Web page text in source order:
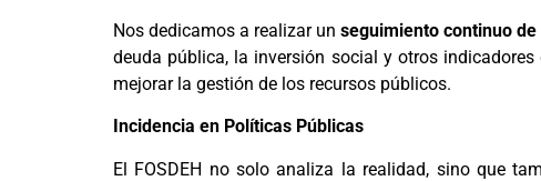
Nos dedicamos a realizar un seguimiento continuo
deuda pública, la inversión social y otros
mejorar la gestión de los recursos públicos.
Incidencia en Políticas Públicas
El FOSDEH no solo analiza la realidad, sino que